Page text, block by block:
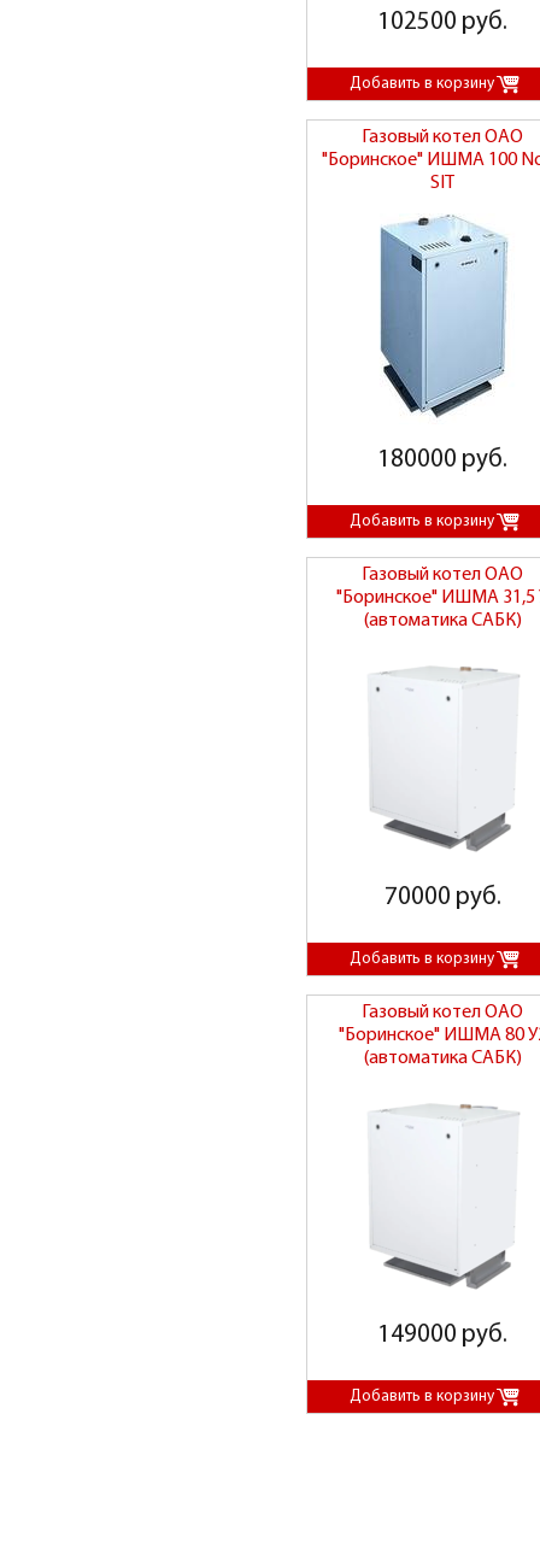
102500 руб.
Газовый котел ОАО
"Боринское" ИШМА 100
SIT
180000 руб.
Газовый котел ОАО
"Боринское" ИШМА 31,5
(автоматика САБК)
70000 руб.
Газовый котел ОАО
"Боринское" ИШМА 80
(автоматика САБК)
149000 руб.